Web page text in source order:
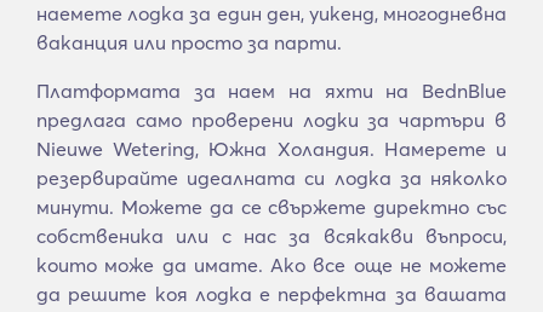
наемете лодка за един ден, уикенд, многодневна
ваканция или просто за парти.
Платформата за наем на яхти на BednBlue
предлага само проверени лодки за чартъри в
Nieuwe Wetering, Южна Холандия. Намерете и
резервирайте идеалната си лодка за няколко
минути. Можете да се свържете директно със
собственика или с нас за всякакви въпроси,
които може да имате. Ако все още не можете
да решите коя лодка е перфектна за вашата